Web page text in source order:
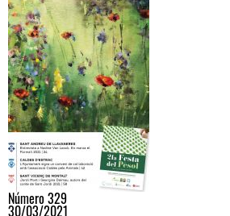
Número 329
30/03/2021